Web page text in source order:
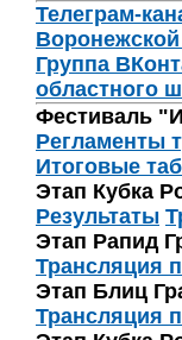
Телеграм-
Группа
областного
Фестиваль
Регламенты
Итоговые
Этап Кубка
Результаты
Этап Рапид
Трансляция
Этап Блиц
Трансляция